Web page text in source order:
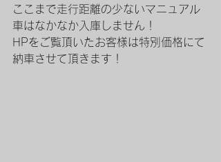
ここまで走行距離の少ないマニュアル
車はなかなか入庫しません！
HPをご覧頂いたお客様は特別価格にて
納車させて頂きます！